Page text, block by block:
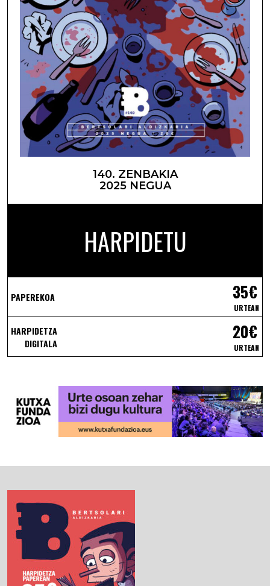
140. ZENBAKIA
2025 NEGUA
HARPIDETU
PAPEREKOA 35€
URTEAN
HARPIDETZA
DIGITALA
20€
URTEAN